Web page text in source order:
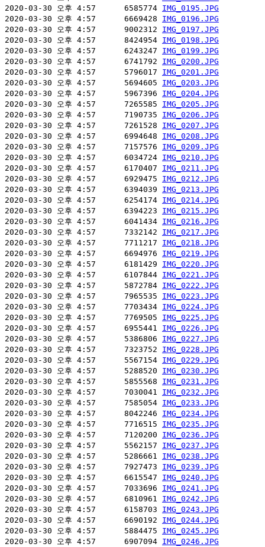
2020-03-30 오후 4:57      6585774 IMG_0195.JPG
2020-03-30 오후 4:57      6669428 IMG_0196.JPG
2020-03-30 오후 4:57      9002312 IMG_0197.JPG
2020-03-30 오후 4:57      8424954 IMG_0198.JPG
2020-03-30 오후 4:57      6243247 IMG_0199.JPG
2020-03-30 오후 4:57      6741792 IMG_0200.JPG
2020-03-30 오후 4:57      5796017 IMG_0201.JPG
2020-03-30 오후 4:57      5694605 IMG_0203.JPG
2020-03-30 오후 4:57      5967396 IMG_0204.JPG
2020-03-30 오후 4:57      7265585 IMG_0205.JPG
2020-03-30 오후 4:57      7190735 IMG_0206.JPG
2020-03-30 오후 4:57      7261528 IMG_0207.JPG
2020-03-30 오후 4:57      6994648 IMG_0208.JPG
2020-03-30 오후 4:57      7157576 IMG_0209.JPG
2020-03-30 오후 4:57      6034724 IMG_0210.JPG
2020-03-30 오후 4:57      6170407 IMG_0211.JPG
2020-03-30 오후 4:57      6929475 IMG_0212.JPG
2020-03-30 오후 4:57      6394039 IMG_0213.JPG
2020-03-30 오후 4:57      6254174 IMG_0214.JPG
2020-03-30 오후 4:57      6394223 IMG_0215.JPG
2020-03-30 오후 4:57      6041434 IMG_0216.JPG
2020-03-30 오후 4:57      7332142 IMG_0217.JPG
2020-03-30 오후 4:57      7711217 IMG_0218.JPG
2020-03-30 오후 4:57      6694976 IMG_0219.JPG
2020-03-30 오후 4:57      6181429 IMG_0220.JPG
2020-03-30 오후 4:57      6107844 IMG_0221.JPG
2020-03-30 오후 4:57      5872784 IMG_0222.JPG
2020-03-30 오후 4:57      7965535 IMG_0223.JPG
2020-03-30 오후 4:57      7703434 IMG_0224.JPG
2020-03-30 오후 4:57      7769505 IMG_0225.JPG
2020-03-30 오후 4:57      6955441 IMG_0226.JPG
2020-03-30 오후 4:57      5386806 IMG_0227.JPG
2020-03-30 오후 4:57      7323752 IMG_0228.JPG
2020-03-30 오후 4:57      5567154 IMG_0229.JPG
2020-03-30 오후 4:57      5288520 IMG_0230.JPG
2020-03-30 오후 4:57      5855568 IMG_0231.JPG
2020-03-30 오후 4:57      7030041 IMG_0232.JPG
2020-03-30 오후 4:57      7585054 IMG_0233.JPG
2020-03-30 오후 4:57      8042246 IMG_0234.JPG
2020-03-30 오후 4:57      7716515 IMG_0235.JPG
2020-03-30 오후 4:57      7120200 IMG_0236.JPG
2020-03-30 오후 4:57      5562157 IMG_0237.JPG
2020-03-30 오후 4:57      5286661 IMG_0238.JPG
2020-03-30 오후 4:57      7927473 IMG_0239.JPG
2020-03-30 오후 4:57      6615547 IMG_0240.JPG
2020-03-30 오후 4:57      7033696 IMG_0241.JPG
2020-03-30 오후 4:57      6810961 IMG_0242.JPG
2020-03-30 오후 4:57      6158703 IMG_0243.JPG
2020-03-30 오후 4:57      6690192 IMG_0244.JPG
2020-03-30 오후 4:57      5884475 IMG_0245.JPG
2020-03-30 오후 4:57      6907094 IMG_0246.JPG